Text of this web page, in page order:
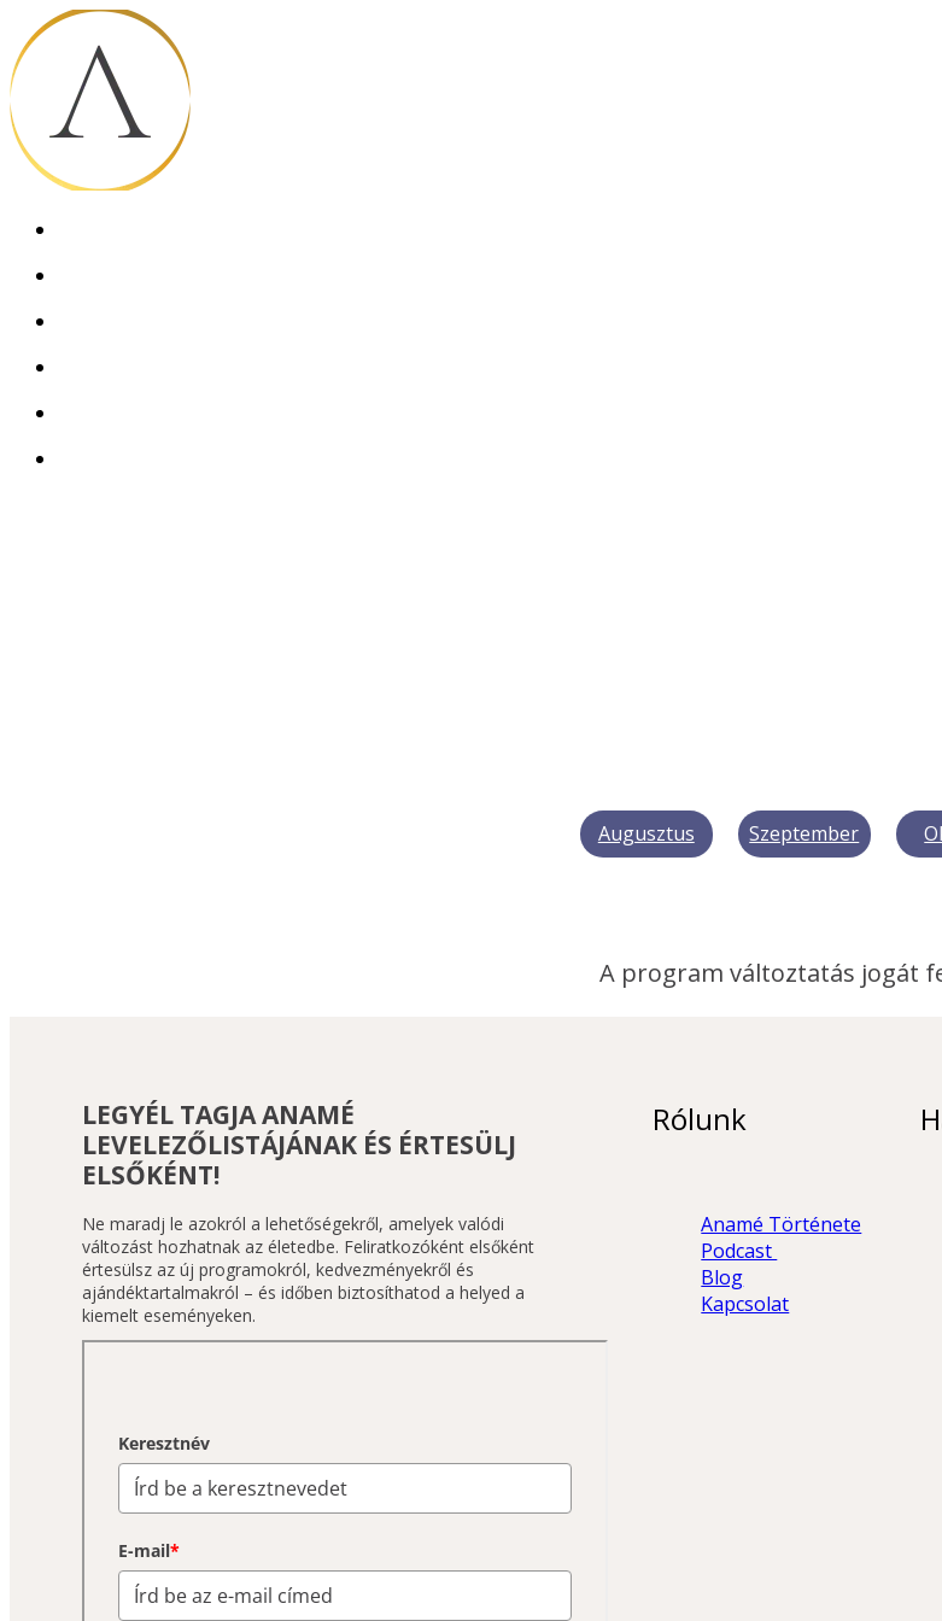
Augusztus Szeptember
A program változtatás jogát
Rólunk
Anamé Története
Podcast
Blog
Kapcsolat
LEGYÉL TAGJA ANAMÉ
LEVELEZŐLISTÁJÁNAK ÉS ÉRTESÜLJ
ELSŐKÉNT!
Ne maradj le azokról a lehetőségekről, amelyek valódi
változást hozhatnak az életedbe. Feliratkozóként elsőként
értesülsz az új programokról, kedvezményekről és
ajándéktartalmakról – és időben biztosíthatod a helyed a
kiemelt eseményeken.